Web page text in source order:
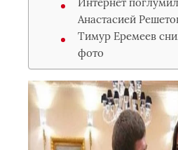
Анастасией
Тимур Еремеев
фото